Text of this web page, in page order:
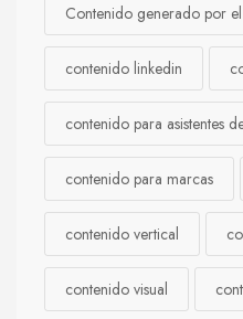
Contenido generado por
contenido linkedin
contenido para asistentes
contenido para marcas
contenido vertical
contenido visual